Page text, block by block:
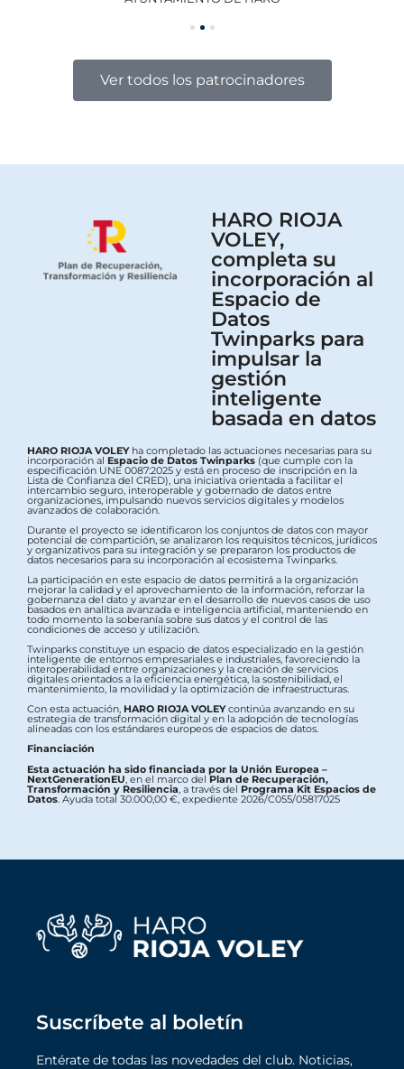
Ver todos los patrocinadores
HARO RIOJA
VOLEY,
completa su
incorporación al
Espacio de
Datos
Twinparks para
impulsar la
gestión
inteligente
basada en datos
HARO RIOJA VOLEYha completado las actuaciones necesarias para su
incorporación al Espacio de Datos Twinparks (que cumple con la
especificación UNE 0087:2025 y está en proceso de inscripción en la
Lista de Confianza del CRED), una iniciativa orientada a facilitar el
intercambio seguro, interoperable y gobernado de datos entre
organizaciones, impulsando nuevos servicios digitales y modelos
avanzados de colaboración.
Durante el proyecto se identificaron los conjuntos de datos con mayor
potencial de compartición, se analizaron los requisitos técnicos, jurídicos
y organizativos para su integración y se prepararon los productos de
datos necesarios para su incorporación al ecosistema Twinparks.
La participación en este espacio de datos permitirá a la organización
mejorar la calidad y el aprovechamiento de la información, reforzar la
gobernanza del dato y avanzar en el desarrollo de nuevos casos de uso
basados en analítica avanzada e inteligencia artificial, manteniendo en
todo momento la soberanía sobre sus datos y el control de las
condiciones de acceso y utilización.
Twinparks constituye un espacio de datos especializado en la gestión
inteligente de entornos empresariales e industriales, favoreciendo la
interoperabilidad entre organizaciones y la creación de servicios
digitales orientados a la eficiencia energética, la sostenibilidad, el
mantenimiento, la movilidad y la optimización de infraestructuras.
Con esta actuación, HARO RIOJA VOLEYcontinúa avanzando en su
estrategia de transformación digital y en la adopción de tecnologías
alineadas con los estándares europeos de espacios de datos.
Financiación
Esta actuación ha sido financiada por la Unión Europea –
NextGenerationEU , en el marco delPlan de Recuperación,
Transformación y Resiliencia , a través del Programa Kit Espacios de
Datos . Ayuda total 30.000,00 €, expediente 2026/C055/05817025
Suscríbete al boletín
Entérate de todas las novedades del club. Noticias,